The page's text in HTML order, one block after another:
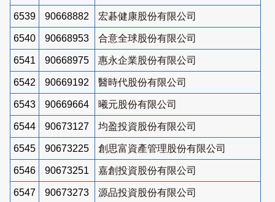
6539 90668882 宏碁健康股份有限公司
6540 90668953 合意全球股份有限公司
6541 90668975 惠永企業股份有限公司
6542 90669192 醫時代股份有限公司
6543 90669664 曦元股份有限公司
6544 90673127 均盈投資股份有限公司
6545 90673225 創思富資產管理股份有限公司
6546 90673251 嘉創投資股份有限公司
6547 90673273 源品投資股份有限公司